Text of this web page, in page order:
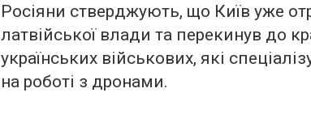
Росіяни стверджують, що Київ уже
латвійської влади та перекинув до
українських військових, які
на роботі з дронами.